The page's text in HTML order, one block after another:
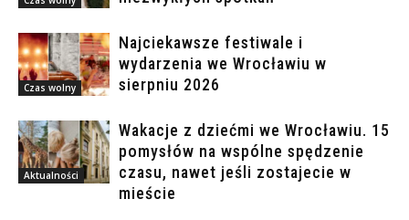
Czas wolny
Najciekawsze festiwale i
wydarzenia we Wrocławiu w
sierpniu 2026
Aktualności
Wakacje z dziećmi we Wrocławiu. 15
pomysłów na wspólne spędzenie
czasu, nawet jeśli zostajecie w
mieście